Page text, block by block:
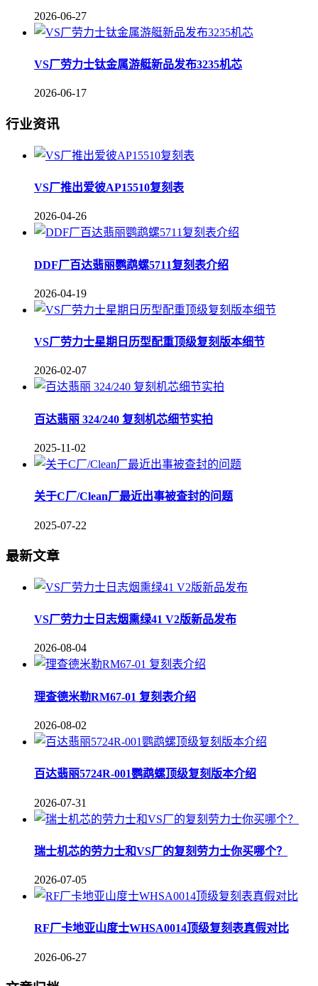
2026-06-27
VS厂劳力士钛金属游艇新品发布3235机芯
2026-06-17
行业资讯
VS厂推出爱彼AP15510复刻表
2026-04-26
DDF厂百达翡丽鹦鹉螺5711复刻表介绍
2026-04-19
VS厂劳力士星期日历型配重顶级复刻版本细节
2026-02-07
百达翡丽 324/240 复刻机芯细节实拍
2025-11-02
关于C厂/Clean厂最近出事被查封的问题
2025-07-22
最新文章
VS厂劳力士日志烟熏绿41 V2版新品发布
2026-08-04
理查德米勒RM67-01 复刻表介绍
2026-08-02
百达翡丽5724R-001鹦鹉螺顶级复刻版本介绍
2026-07-31
瑞士机芯的劳力士和VS厂的复刻劳力士你买哪个？
2026-07-05
RF厂卡地亚山度士WHSA0014顶级复刻表真假对比
2026-06-27